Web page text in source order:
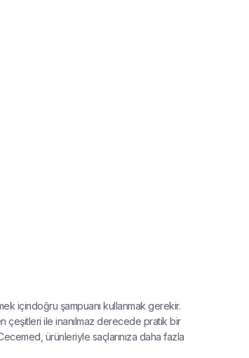
içindoğru şampuanı kullanmak gerekir.
çeşitleri ile inanılmaz derecede pratik bir
ürünleriyle saçlarınıza daha fazla